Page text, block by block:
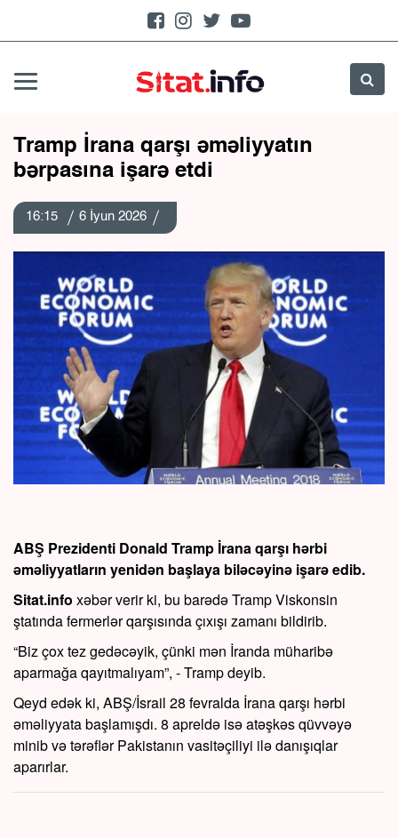
Tramp İrana qarşı əməliyyatın
bərpasına işarə etdi
16:15 6 İyun 2026
ABŞ Prezidenti Donald Tramp İrana qarşı hərbi
əməliyyatların yenidən başlaya biləcəyinə işarə edib.
Sitat.info xəbər verir ki, bu barədə Tramp Viskonsin
ştatında fermerlər qarşısında çıxışı zamanı bildirib.
“Biz çox tez gedəcəyik, çünki mən İranda müharibə
aparmağa qayıtmalıyam”, - Tramp deyib.
Qeyd edək ki, ABŞ/İsrail 28 fevralda İrana qarşı hərbi
əməliyyata başlamışdı. 8 apreldə isə atəşkəs qüvvəyə
minib və tərəflər Pakistanın vasitəçiliyi ilə danışıqlar
aparırlar.